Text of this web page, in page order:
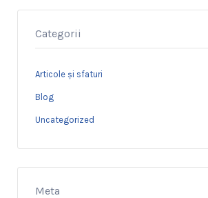
Categorii
Articole și sfaturi
Blog
Uncategorized
Meta